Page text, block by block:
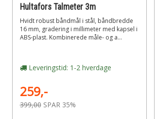
Hultafors Talmeter 3m
Hvidt robust båndmål i stål, båndbredde
16 mm, gradering i millimeter med kapsel i
ABS-plast. Kombinerede måle- og a...
Leveringstid: 1-2 hverdage
259,-
399,00 SPAR 35%